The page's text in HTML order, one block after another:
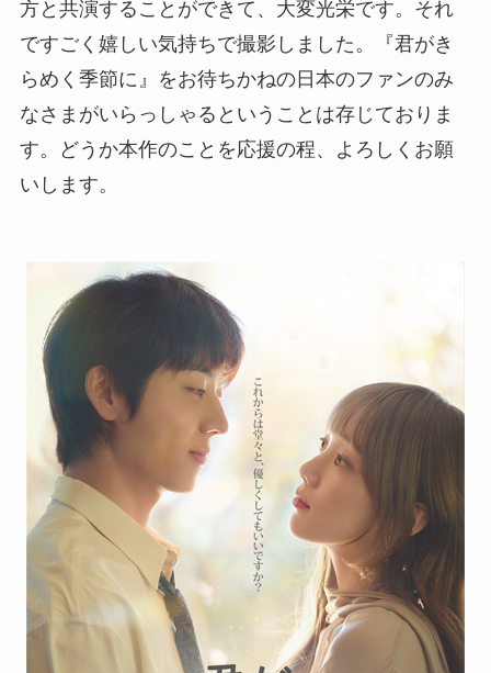
方と共演することができて、大変光栄です。それ
ですごく嬉しい気持ちで撮影しました。『君がき
らめく季節に』をお待ちかねの日本のファンのみ
なさまがいらっしゃるということは存じておりま
す。どうか本作のことを応援の程、よろしくお願
いします。